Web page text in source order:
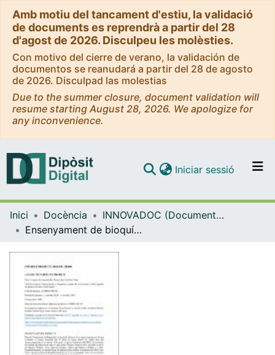
Amb motiu del tancament d'estiu, la validació
de documents es reprendrà a partir del 28
d'agost de 2026. Disculpeu les molèsties.
Con motivo del cierre de verano, la validación de
documentos se reanudará a partir del 28 de agosto
de 2026. Disculpad las molestias
Due to the summer closure, document validation will
resume starting August 28, 2026. We apologize for
any inconvenience.
Navega per tot el DD
Iniciar sessió (current)
Inici Docència
INNOVADOC (Documents d'Innovació Docent)
Ensenyament de bioquímics a partir de story-telling: trobem igualtat de gènere als contes tradicionals?